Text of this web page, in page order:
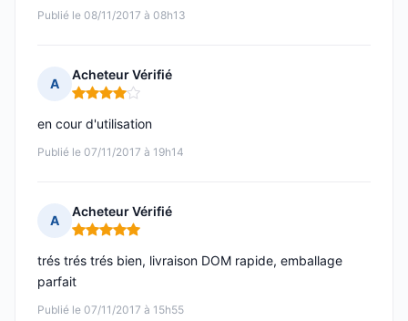
Publié le 08/11/2017 à 08h13
A
Acheteur Vérifié
Note : 4 sur 5
Publié le 07/11/2017 à 19h14
en cour d'utilisation
A
Acheteur Vérifié
Note : 5 sur 5
Publié le 07/11/2017 à 15h55
trés trés trés bien, livraison DOM rapide, emballage
parfait